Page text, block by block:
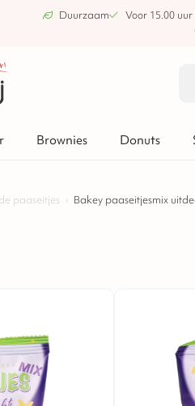
Duurzaam Voor 15.00
Brownies Donuts
paaseitjes › Bakey paaseitjesmix